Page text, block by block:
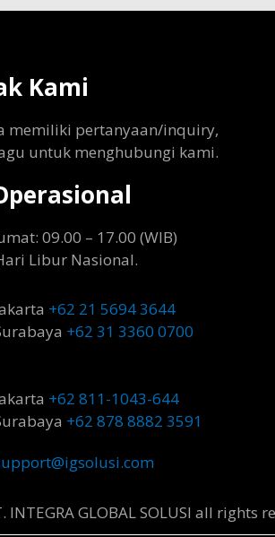
Kami
memiliki pertanyaan/inquiry,
untuk menghubungi kami.
09.00 – 17.00 (WIB)
Libur Nasional.
+62 21 5694 3644
+62 31 3360 0700
+62 811-1043-644
+62 878 8882 3591
INTEGRA GLOBAL SOLUSI all rights